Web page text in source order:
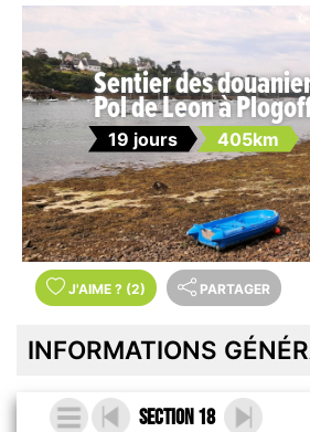
Sentier des
Pol de Leon à
19 jours 405km
J'AIME ? (2) PARTAGER
INFORMATIONS
Section 18